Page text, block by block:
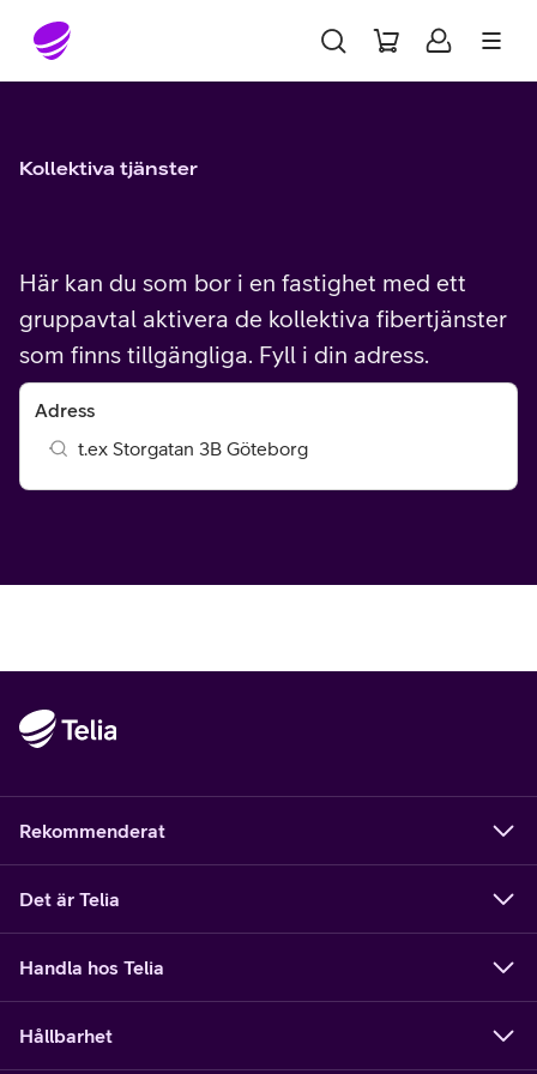
Gå till sidans innehåll
Kollektiva tjänster
Här kan du som bor i en fastighet med ett
gruppavtal aktivera de kollektiva fibertjänster
som finns tillgängliga. Fyll i din adress.
Adress
Rekommenderat
Det är Telia
Handla hos Telia
Hållbarhet